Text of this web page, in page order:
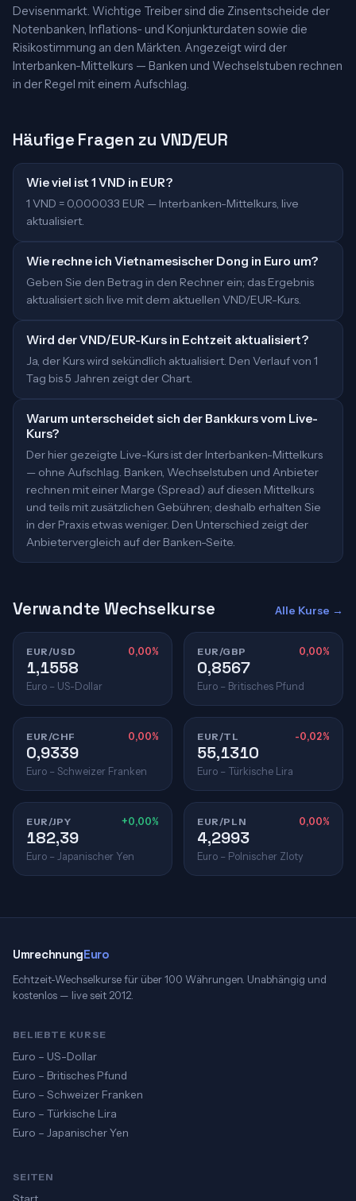
Devisenmarkt. Wichtige Treiber sind die Zinsentscheide der
Notenbanken, Inflations- und Konjunkturdaten sowie die
Risikostimmung an den Märkten. Angezeigt wird der
Interbanken-Mittelkurs — Banken und Wechselstuben rechnen
in der Regel mit einem Aufschlag.
Häufige Fragen zu VND/EUR
Wie viel ist 1 VND in EUR?
1 VND = 0,000033 EUR — Interbanken-Mittelkurs, live
aktualisiert.
Wie rechne ich Vietnamesischer Dong in Euro um?
Geben Sie den Betrag in den Rechner ein; das Ergebnis
aktualisiert sich live mit dem aktuellen VND/EUR-Kurs.
Wird der VND/EUR-Kurs in Echtzeit aktualisiert?
Ja, der Kurs wird sekündlich aktualisiert. Den Verlauf von 1
Tag bis 5 Jahren zeigt der Chart.
Warum unterscheidet sich der Bankkurs vom Live-
Kurs?
Der hier gezeigte Live-Kurs ist der Interbanken-Mittelkurs
— ohne Aufschlag. Banken, Wechselstuben und Anbieter
rechnen mit einer Marge (Spread) auf diesen Mittelkurs
und teils mit zusätzlichen Gebühren; deshalb erhalten Sie
in der Praxis etwas weniger. Den Unterschied zeigt der
Anbietervergleich auf der Banken-Seite.
Verwandte Wechselkurse Alle Kurse →
EUR/USD 0,00%
1,1558
Euro – US-Dollar
EUR/GBP 0,00%
0,8567
Euro – Britisches Pfund
EUR/CHF 0,00%
0,9339
Euro – Schweizer Franken
EUR/TL -0,02%
55,1310
Euro – Türkische Lira
EUR/JPY +0,00%
182,39
Euro – Japanischer Yen
EUR/PLN 0,00%
4,2993
Euro – Polnischer Zloty
UmrechnungEuro
Echtzeit-Wechselkurse für über 100 Währungen. Unabhängig und
kostenlos — live seit 2012.
BELIEBTE KURSE
Euro – US-Dollar
Euro – Britisches Pfund
Euro – Schweizer Franken
Euro – Türkische Lira
Euro – Japanischer Yen
SEITEN